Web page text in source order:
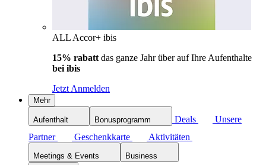
ALL Accor+ ibis
15% rabatt das ganze Jahr über auf Ihre Aufenthalte
bei ibis
Jetzt Anmelden
Mehr
Aufenthalt Bonusprogramm Deals
Unsere
Partner
Geschenkkarte Aktivitäten
Meetings & Events Business